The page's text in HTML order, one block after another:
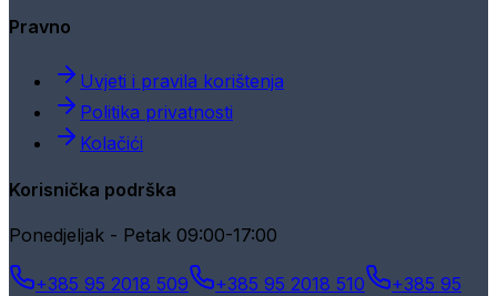
Pravno
Uvjeti i pravila korištenja
Politika privatnosti
Kolačići
Korisnička podrška
Ponedjeljak - Petak 09:00-17:00
+385 95 2018 509 +385 95 2018 510
+385 95